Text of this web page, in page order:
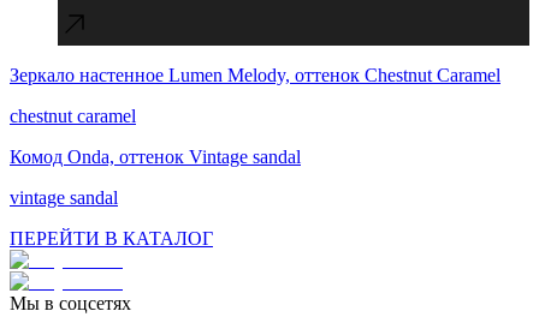
Соблюдаем сроки, необходимые для успешной
Зеркало настенное Lumen Melody, оттенок Chestnut Caramel
chestnut caramel
Комод Onda, оттенок Vintage sandal
vintage sandal
ПЕРЕЙТИ В КАТАЛОГ
Мы в соцсетях